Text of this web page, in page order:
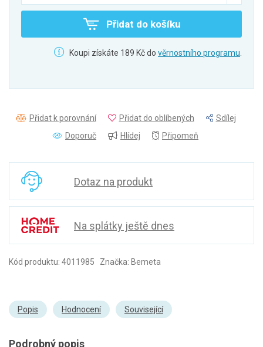
Přidat do košíku
Koupi získáte 189 Kč do věrnostního programu
Přidat k porovnání Přidat do oblíbených
Sdílej
Doporuč
Hlídej Připomeň
Dotaz na produkt
Na splátky ještě dnes
Kód produktu: 4011985 Značka: Bemeta
Popis Hodnocení Související
Podrobný popis